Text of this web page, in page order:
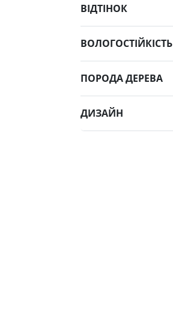
ВІДТІНОК
ВОЛОГОСТІЙКІСТЬ
ПОРОДА ДЕРЕВА
ДИЗАЙН